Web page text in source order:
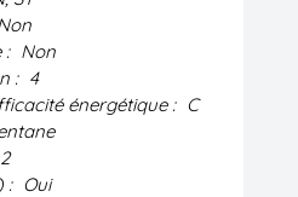
: Non
: 4
énergétique : C
2
: Oui